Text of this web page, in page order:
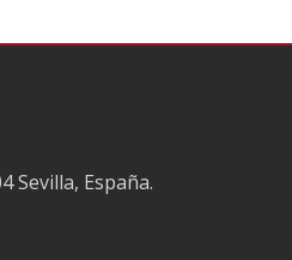
Sevilla, España.